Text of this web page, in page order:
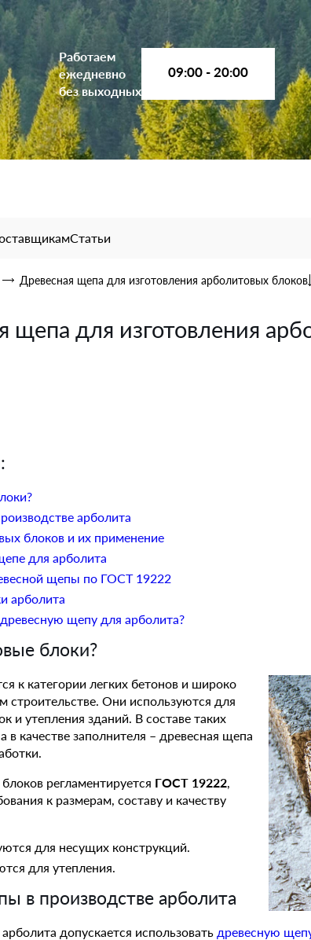
Работаем
ежедневно
без выходных
09:00 - 20:00
Статьи
Древесная щепа для изготовления арболитовых блоков
щепа для изготовления
арболита
блоков и их применение
для арболита
щепы по ГОСТ 19222
арболита
древесную щепу для арболита?
блоки?
к категории легких бетонов и широко
строительстве. Они используются для
и утепления зданий. В составе таких
в качестве заполнителя – древесная щепа
регламентируется ГОСТ 19222
к размерам, составу и качеству
для несущих конструкций.
для утепления.
в производстве арболита
допускается использовать древесную